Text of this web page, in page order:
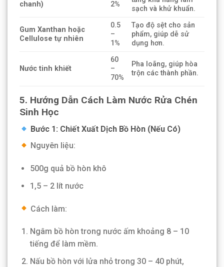
chanh)
2%
sạch và khử khuẩn.
Gum Xanthan hoặc
Cellulose tự nhiên
0.5
–
1%
Tạo độ sệt cho sản
phẩm, giúp dễ sử
dụng hơn.
Nước tinh khiết
60
–
70%
Pha loãng, giúp hòa
trộn các thành phần.
5. Hướng Dẫn Cách Làm Nước Rửa Chén
Sinh Học
Bước 1: Chiết Xuất Dịch Bồ Hòn (Nếu Có)
Nguyên liệu:
500g quả bồ hòn khô
1,5 – 2 lít nước
Cách làm:
Ngâm bồ hòn trong nước ấm khoảng 8 – 10
tiếng để làm mềm.
Nấu bồ hòn với lửa nhỏ trong 30 – 40 phút,